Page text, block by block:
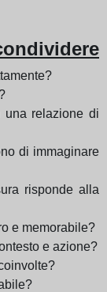
una relazione di
di immaginare
risponde alla
e memorabile?
e azione?